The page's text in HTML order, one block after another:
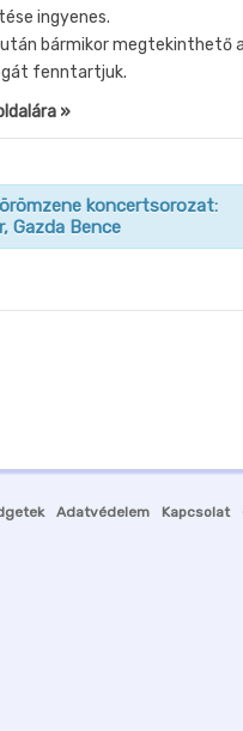
ingyenes.
bármikor megtekinthető
fenntartjuk.
»
koncertsorozat:
Gazda Bence
Adatvédelem Kapcsolat